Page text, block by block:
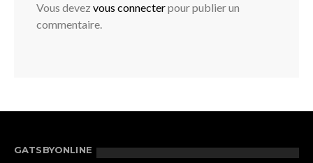
Vous devez vous connecterpour publier un
commentaire.
GATSBYONLINE